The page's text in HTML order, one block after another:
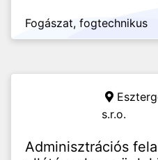
Fogászat, fogtechnikus
s.r.o.
Adminisztrációs